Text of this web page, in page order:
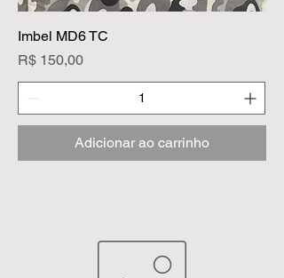
Imbel MD6 TC
Preço
R$ 150,00
Adicionar ao carrinho